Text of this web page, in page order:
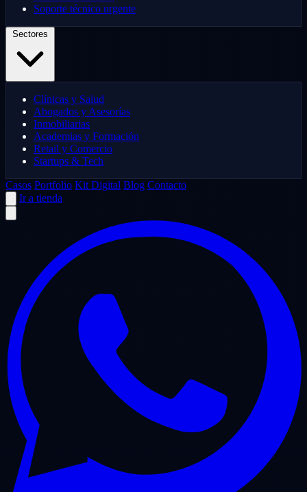
Soporte técnico urgente
Clínicas y Salud
Abogados y Asesorías
Inmobiliarias
Academias y Formación
Retail y Comercio
Startups & Tech
Casos Portfolio Kit Digital Blog Contacto
Ir a tienda